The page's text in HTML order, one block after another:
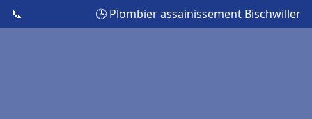
📞 🕒 Plombier assainissement Bischwiller